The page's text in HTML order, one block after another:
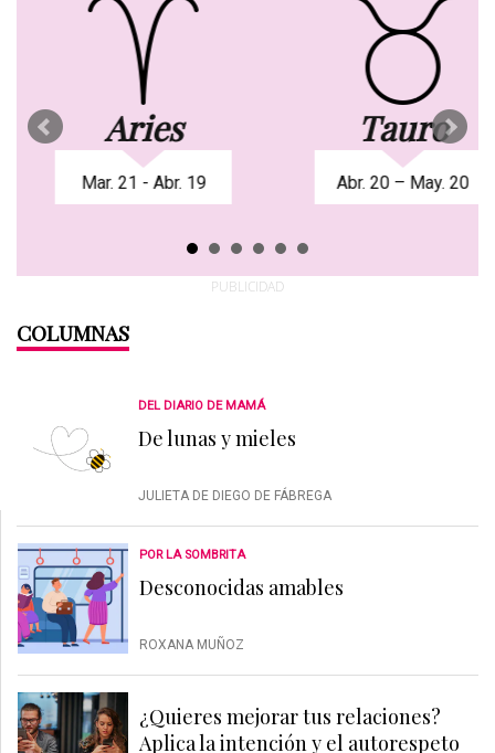
Aries
Mar. 21 - Abr. 19
Tauro
Abr. 20 – May. 20
PUBLICIDAD
COLUMNAS
DEL DIARIO DE MAMÁ
De lunas y mieles
JULIETA DE DIEGO DE FÁBREGA
POR LA SOMBRITA
Desconocidas amables
ROXANA MUÑOZ
¿Quieres mejorar tus relaciones?
Aplica la intención y el autorespeto